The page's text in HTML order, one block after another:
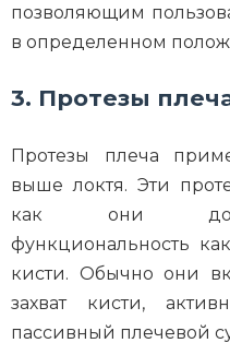
позволяющим
в определенном
3. Протезы
Протезы плеча
выше локтя. Эти
как они
функциональность
кисти. Обычно они
захват кисти,
пассивный плечевой